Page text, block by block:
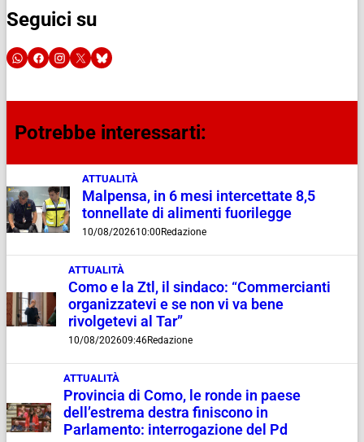
Seguici su
Potrebbe interessarti:
ATTUALITÀ
Malpensa, in 6 mesi intercettate 8,5
tonnellate di alimenti fuorilegge
10/08/202610:00 Redazione
ATTUALITÀ
Como e la Ztl, il sindaco: “Commercianti
organizzatevi e se non vi va bene
rivolgetevi al Tar”
10/08/202609:46Redazione
ATTUALITÀ
Provincia di Como, le ronde in paese
dell’estrema destra finiscono in
Parlamento: interrogazione del Pd